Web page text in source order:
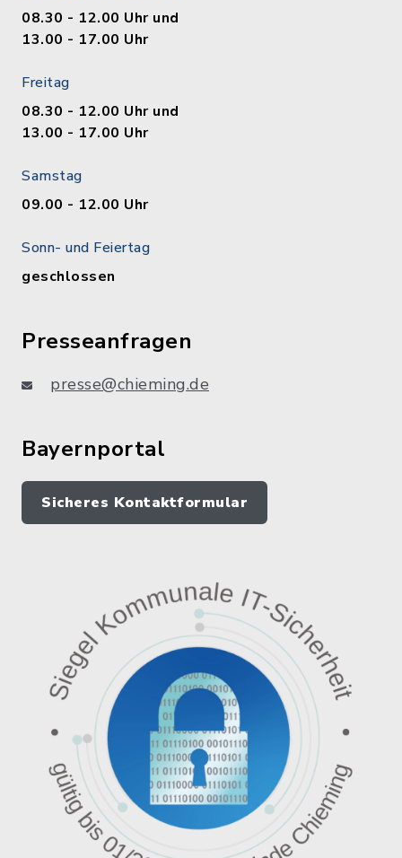
08.30 - 12.00 Uhr und
13.00 - 17.00 Uhr
Freitag
08.30 - 12.00 Uhr und
13.00 - 17.00 Uhr
Samstag
09.00 - 12.00 Uhr
Sonn- und Feiertag
geschlossen
Presseanfragen
presse@chieming.de
Bayernportal
Sicheres Kontaktformular